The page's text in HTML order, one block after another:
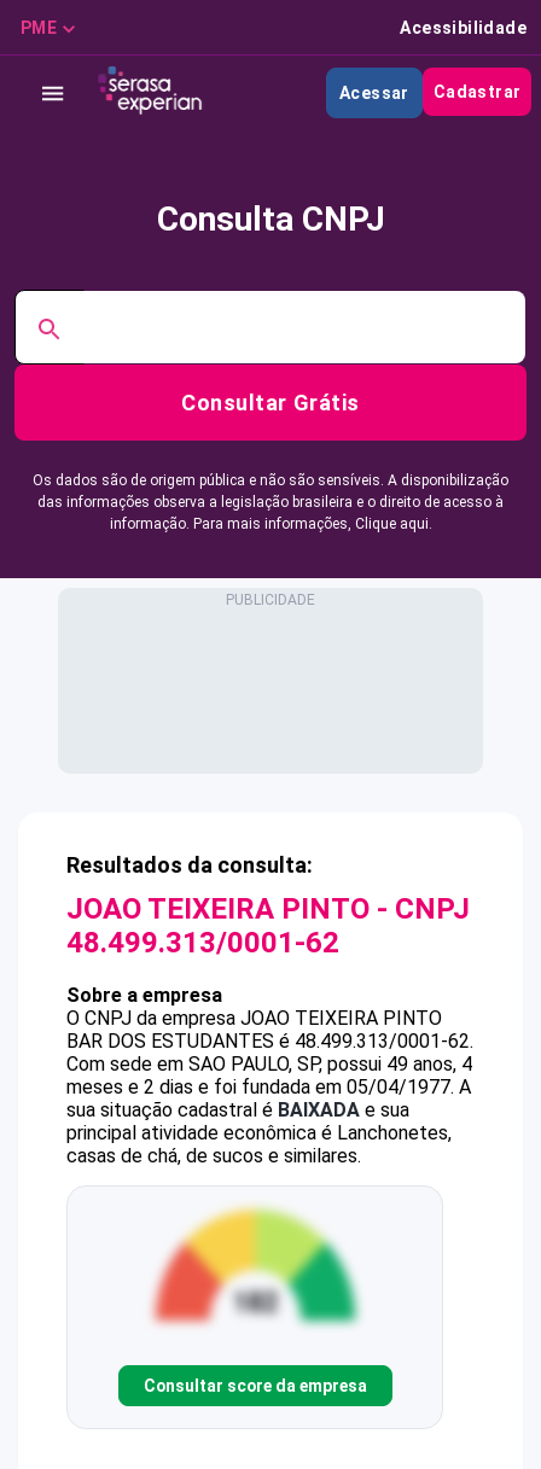
PME Acessibilidade
Acessar Cadastrar
Consulta CNPJ
Consultar Grátis
Os dados são de origem pública e não são sensíveis. A disponibilização
das informações observa a legislação brasileira e o direito de acesso à
informação. Para mais informações, Clique aqui.
Resultados da consulta:
JOAO TEIXEIRA PINTO - CNPJ
48.499.313/0001-62
Sobre a empresa
O CNPJ da empresa JOAO TEIXEIRA PINTO
BAR DOS ESTUDANTES é 48.499.313/0001-62.
Com sede em SAO PAULO, SP, possui 49 anos, 4
meses e 2 dias e foi fundada em 05/04/1977. A
sua situação cadastral é BAIXADA e sua
principal atividade econômica é Lanchonetes,
casas de chá, de sucos e similares.
Consultar score da empresa